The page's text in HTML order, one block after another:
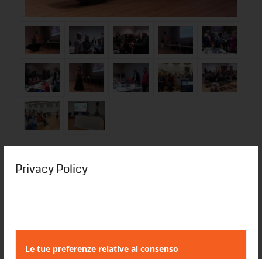
Privacy Policy
Le tue preferenze relative al consenso